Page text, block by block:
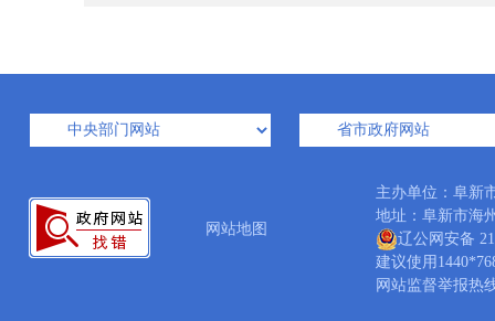
网站地图
主办单位：阜
地址：阜新市
辽公网安备
建议使用
网站监督举报热